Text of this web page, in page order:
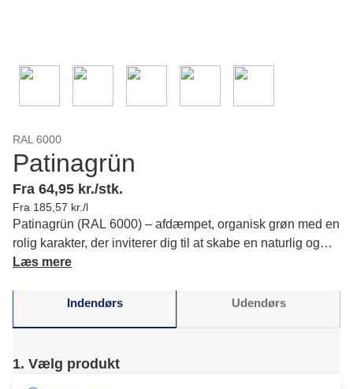
RAL 6000
Patinagrün
Fra 64,95 kr./stk.
Fra 185,57 kr./l
Patinagrün (RAL 6000) – afdæmpet, organisk grøn med en
rolig karakter, der inviterer dig til at skabe en naturlig og
tidløs atmosfære i dine rum. Læs mere om farvens karakter
Læs mere
Indendørs Udendørs
1. Vælg produkt